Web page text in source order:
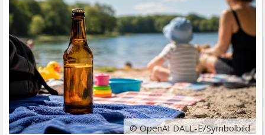
© OpenAI DALL-E/Symbolbild